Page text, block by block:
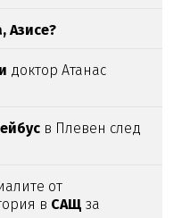
Азисе?
доктор Атанас
в Плевен след
от
в САЩ за